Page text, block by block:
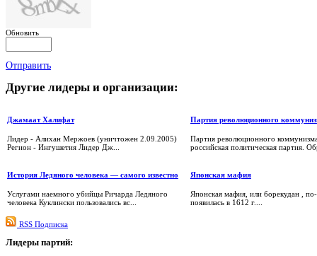
Обновить
Отправить
Другие лидеры и организации:
Джамаат Халифат
Лидер - Алихан Мержоев (уничтожен 2.09.2005)
Регион - Ингушетия Лидер Дж...
Партия революционного
Партия революционного
российская политическая партия.
История Ледяного человека — самого известно
Услугами наемного убийцы Ричарда Ледяного
человека Куклински пользовались вс...
Японская мафия
Японская мафия, или борекудан ,
появилась в 1612 г....
RSS Подписка
Лидеры партий: